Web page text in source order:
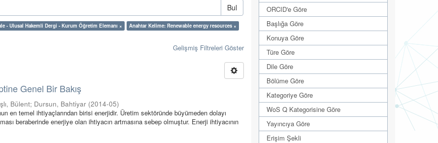
Bul
- Ulusal Hakemli Dergi - Kurum Öğretim Elemanı ×
Anahtar Kelime: Renewable energy resources ×
Gelişmiş Filtreleri Göster
Genel Bir Bakış
Bülent; Dursun, Bahtiyar (2014-05)
en temel ihtiyaçlarından birisi enerjidir. Üretim sektöründe büyümeden dolayı
beraberinde enerjiye olan ihtiyacın artmasına sebep olmuştur. Enerji ihtiyacının
ORCID'e Göre
Başlığa Göre
Konuya Göre
Türe Göre
Dile Göre
Bölüme Göre
Kategoriye Göre
WoS Q Kategorisine Göre
Yayıncıya Göre
Erişim Şekli